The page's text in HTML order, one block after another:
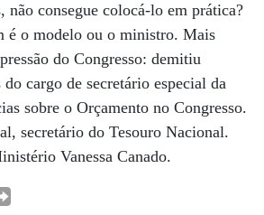
não consegue colocá-lo em prática?
é o modelo ou o ministro. Mais
do Congresso: demitiu
cargo de secretário especial da
sobre o Orçamento no Congresso.
secretário do Tesouro Nacional.
Vanessa Canado.